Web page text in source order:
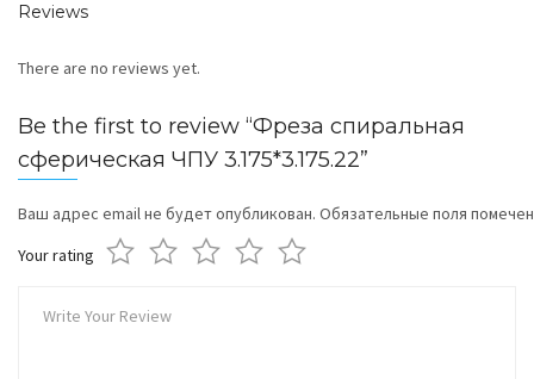
Reviews
There are no reviews yet.
Be the first to review “Фреза спиральная
сферическая ЧПУ 3.175*3.175.22”
Ваш адрес email не будет опубликован. Обязательные поля
Your rating